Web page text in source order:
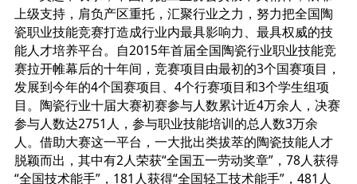
上级支持，肩负产区重托，汇聚行业之力，努力把全国陶
瓷职业技能竞赛打造成行业内最具影响力、最具权威的技
能人才培养平台。自2015年首届全国陶瓷行业职业技能竞
赛拉开帷幕后的十年间，竞赛项目由最初的3个国赛项目，
发展到今年的4个国赛项目、4个行赛项目和3个学生组项
目。陶瓷行业十届大赛初赛参与人数累计近4万余人，决赛
参与人数达2751人，参与职业技能培训的总人数3万余
人。借助大赛这一平台，一大批出类拔萃的陶瓷技能人才
脱颖而出，其中有2人荣获“全国五一劳动奖章”，78人获得
“全国技术能手”，181人获得“全国轻工技术能手”，481人